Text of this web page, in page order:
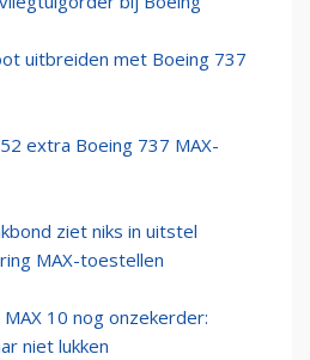
uitbreiden met Boeing 737
extra Boeing 737 MAX-
ziet niks in uitstel
MAX-toestellen
10 nog onzekerder:
niet lukken